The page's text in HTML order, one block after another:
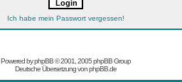
Ich habe mein Passwort vergessen!
Powered byphpBB© 2001, 2005 phpBB Group
Deutsche Übersetzung vonphpBB.de